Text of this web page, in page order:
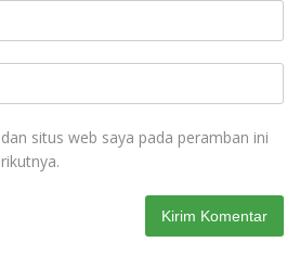
situs web saya pada peramban ini